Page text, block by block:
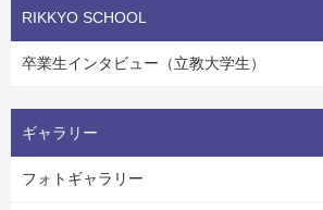
RIKKYO SCHOOL
卒業生インタビュー（立教大学生）
ギャラリー
フォトギャラリー